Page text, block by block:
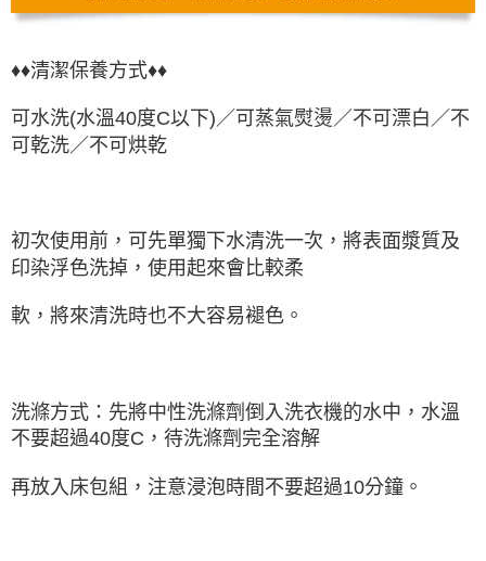
♦♦清潔保養方式♦♦
可水洗(水溫40度C以下)／可蒸氣熨燙／不可漂白／不
可乾洗／不可烘乾
初次使用前，可先單獨下水清洗一次，將表面漿質及
印染浮色洗掉，使用起來會比較柔
軟，將來清洗時也不大容易褪色。
洗滌方式：先將中性洗滌劑倒入洗衣機的水中，水溫
不要超過40度C，待洗滌劑完全溶解
再放入床包組，注意浸泡時間不要超過10分鐘。